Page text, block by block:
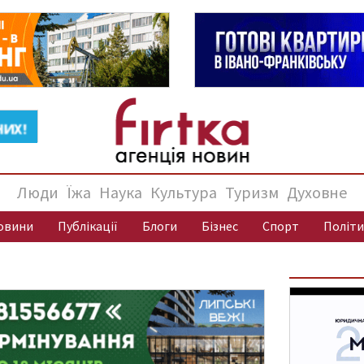
Люди Їжа Наука Культура Туризм Духовне
Публікації Блоги Бізнес Спорт